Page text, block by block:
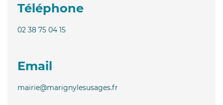
Téléphone
02 38 75 04 15
Email
mairie@marignylesusages.fr